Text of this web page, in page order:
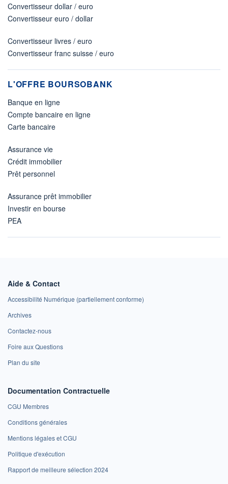
Convertisseur dollar / euro
Convertisseur euro / dollar
Convertisseur livres / euro
Convertisseur franc suisse / euro
L'OFFRE BOURSOBANK
Banque en ligne
Compte bancaire en ligne
Carte bancaire
Assurance vie
Crédit immobilier
Prêt personnel
Assurance prêt immobilier
Investir en bourse
PEA
Aide & Contact
Accessibilité Numérique (partiellement conforme)
Archives
Contactez-nous
Foire aux Questions
Plan du site
Documentation Contractuelle
CGU Membres
Conditions générales
Mentions légales et CGU
Politique d'exécution
Rapport de meilleure sélection 2024